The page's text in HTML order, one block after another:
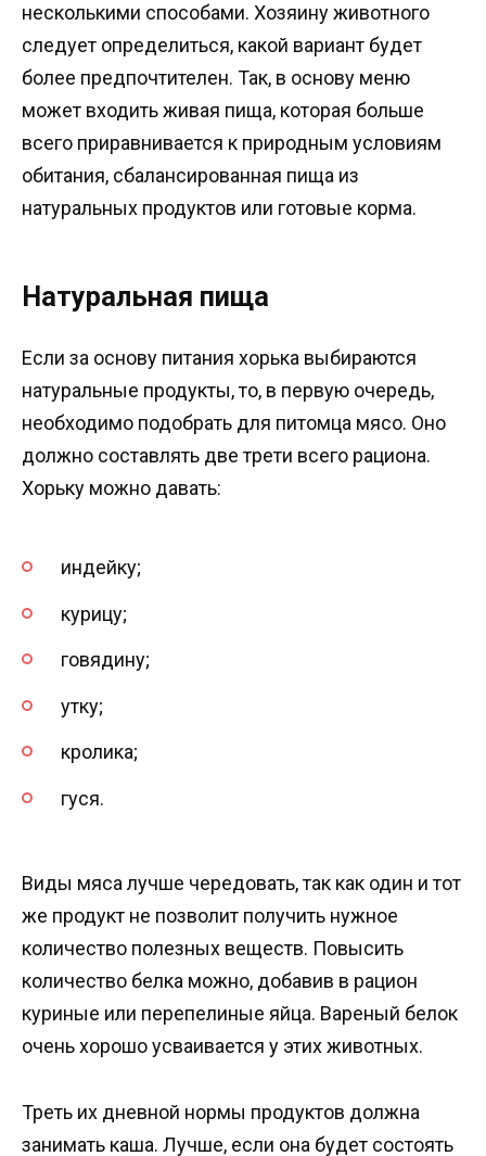
несколькими способами. Хозяину животного
следует определиться, какой вариант будет
более предпочтителен. Так, в основу меню
может входить живая пища, которая больше
всего приравнивается к природным условиям
обитания, сбалансированная пища из
натуральных продуктов или готовые корма.
Натуральная пища
Если за основу питания хорька выбираются
натуральные продукты, то, в первую очередь,
необходимо подобрать для питомца мясо. Оно
должно составлять две трети всего рациона.
Хорьку можно давать:
индейку;
курицу;
говядину;
утку;
кролика;
гуся.
Виды мяса лучше чередовать, так как один и тот
же продукт не позволит получить нужное
количество полезных веществ. Повысить
количество белка можно, добавив в рацион
куриные или перепелиные яйца. Вареный белок
очень хорошо усваивается у этих животных.
Треть их дневной нормы продуктов должна
занимать каша. Лучше, если она будет состоять